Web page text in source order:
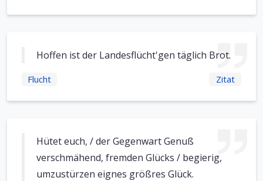
Hoffen ist der Landesflücht'gen täglich Brot.
Flucht Zitat
Hütet euch, / der Gegenwart Genuß
verschmähend, fremden Glücks / begierig,
umzustürzen eignes größres Glück.